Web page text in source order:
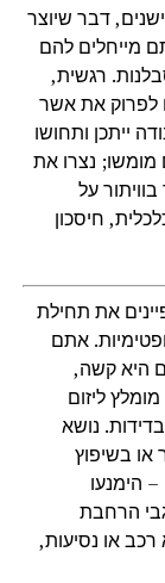
דבר שיוצר
מייחלים להם
רגשית,
לפרוק את אשר
ייתכן ותחושו
מומשו; נצרו את
על
חיסכון
את תחילת
אתם
היא קשה,
ליזום
נושא
בשיפוץ
הימנעו
הרחבת
או נסיעות,